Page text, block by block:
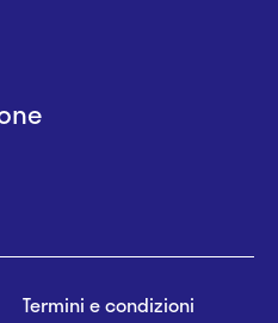
Termini e condizioni